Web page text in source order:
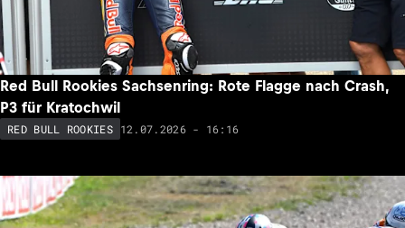
Red Bull Rookies Sachsenring: Rote Flagge nach Crash,
P3 für Kratochwil
RED BULL ROOKIES 12.07.2026 - 16:16